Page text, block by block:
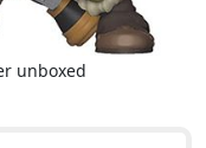
unboxed